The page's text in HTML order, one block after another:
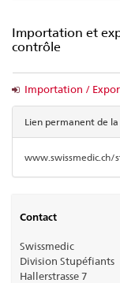
Importation et
contrôle
Importation /
Lien permanent de la
www.swissmedic.ch/
Contact
Swissmedic
Division Stupéfiants
Hallerstrasse 7